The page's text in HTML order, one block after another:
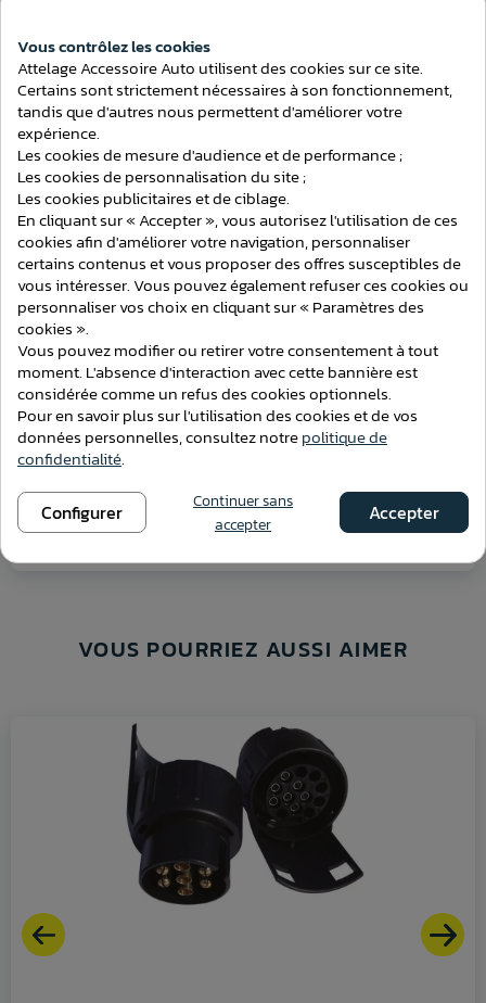
ATTELAGES
Attelage BMW Série X3 (F25) 4x4 du 11/2010 au 03/2014 [Col
de cygne]
Voir ce produit
VOUS POURRIEZ AUSSI AIMER
Vous contrôlez les cookies
Attelage Accessoire Auto utilisent des cookies sur ce site.
Certains sont strictement nécessaires à son fonctionnement,
tandis que d'autres nous permettent d'améliorer votre
expérience.
Les cookies de mesure d'audience et de performance ;
Les cookies de personnalisation du site ;
Les cookies publicitaires et de ciblage.
En cliquant sur « Accepter », vous autorisez l'utilisation de ces
cookies afin d'améliorer votre navigation, personnaliser
certains contenus et vous proposer des offres susceptibles de
vous intéresser. Vous pouvez également refuser ces cookies ou
personnaliser vos choix en cliquant sur « Paramètres des
cookies ».
Vous pouvez modifier ou retirer votre consentement à tout
moment. L'absence d'interaction avec cette bannière est
considérée comme un refus des cookies optionnels.
Pour en savoir plus sur l'utilisation des cookies et de vos
données personnelles, consultez notrepolitique de
confidentialité.
Configurer
Continuer sans
accepter
Accepter